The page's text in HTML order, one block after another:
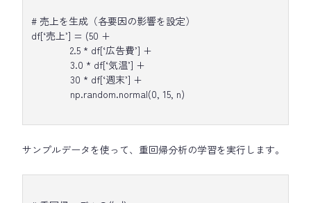
# 売上を生成（各要因の影響を設定）
df[‘売上’] = (50 +
2.5 * df[‘広告費’] +
3.0 * df[‘気温’] +
30 * df[‘週末’] +
np.random.normal(0, 15, n)
サンプルデータを使って、重回帰分析の学習を実行します。